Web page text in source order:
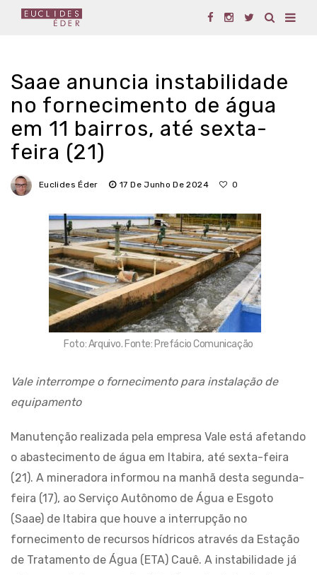
Saae anuncia instabilidade
no fornecimento de água
em 11 bairros, até sexta-
feira (21)
Euclides Éder 17 De Junho De 2024 0
Foto: Arquivo. Fonte: Prefácio Comunicação
Vale interrompe o fornecimento para instalação de
equipamento
Manutenção realizada pela empresa Vale está afetando
o abastecimento de água em Itabira, até sexta-feira
(21). A mineradora informou na manhã desta segunda-
feira (17), ao Serviço Autônomo de Água e Esgoto
(Saae) de Itabira que houve a interrupção no
fornecimento de recursos hídricos através da Estação
de Tratamento de Água (ETA) Cauê. A instabilidade já